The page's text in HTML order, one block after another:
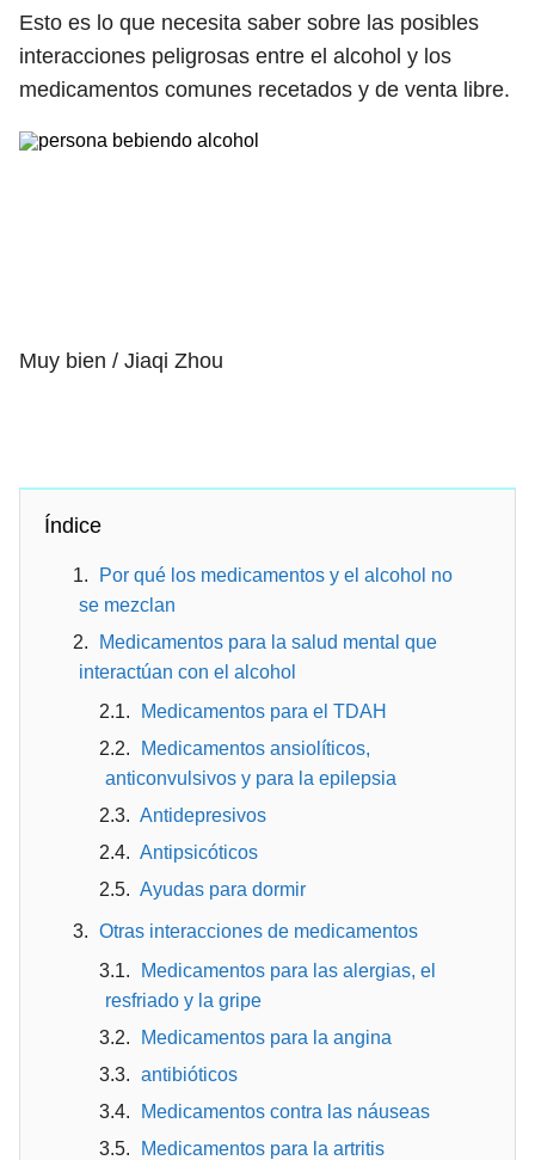
Esto es lo que necesita saber sobre las posibles
interacciones peligrosas entre el alcohol y los
medicamentos comunes recetados y de venta libre.
Muy bien / Jiaqi Zhou
Índice
Por qué los medicamentos y el alcohol no
se mezclan
Medicamentos para la salud mental que
interactúan con el alcohol
Medicamentos para el TDAH
Medicamentos ansiolíticos,
anticonvulsivos y para la epilepsia
Antidepresivos
Antipsicóticos
Ayudas para dormir
Otras interacciones de medicamentos
Medicamentos para las alergias, el
resfriado y la gripe
Medicamentos para la angina
antibióticos
Medicamentos contra las náuseas
Medicamentos para la artritis